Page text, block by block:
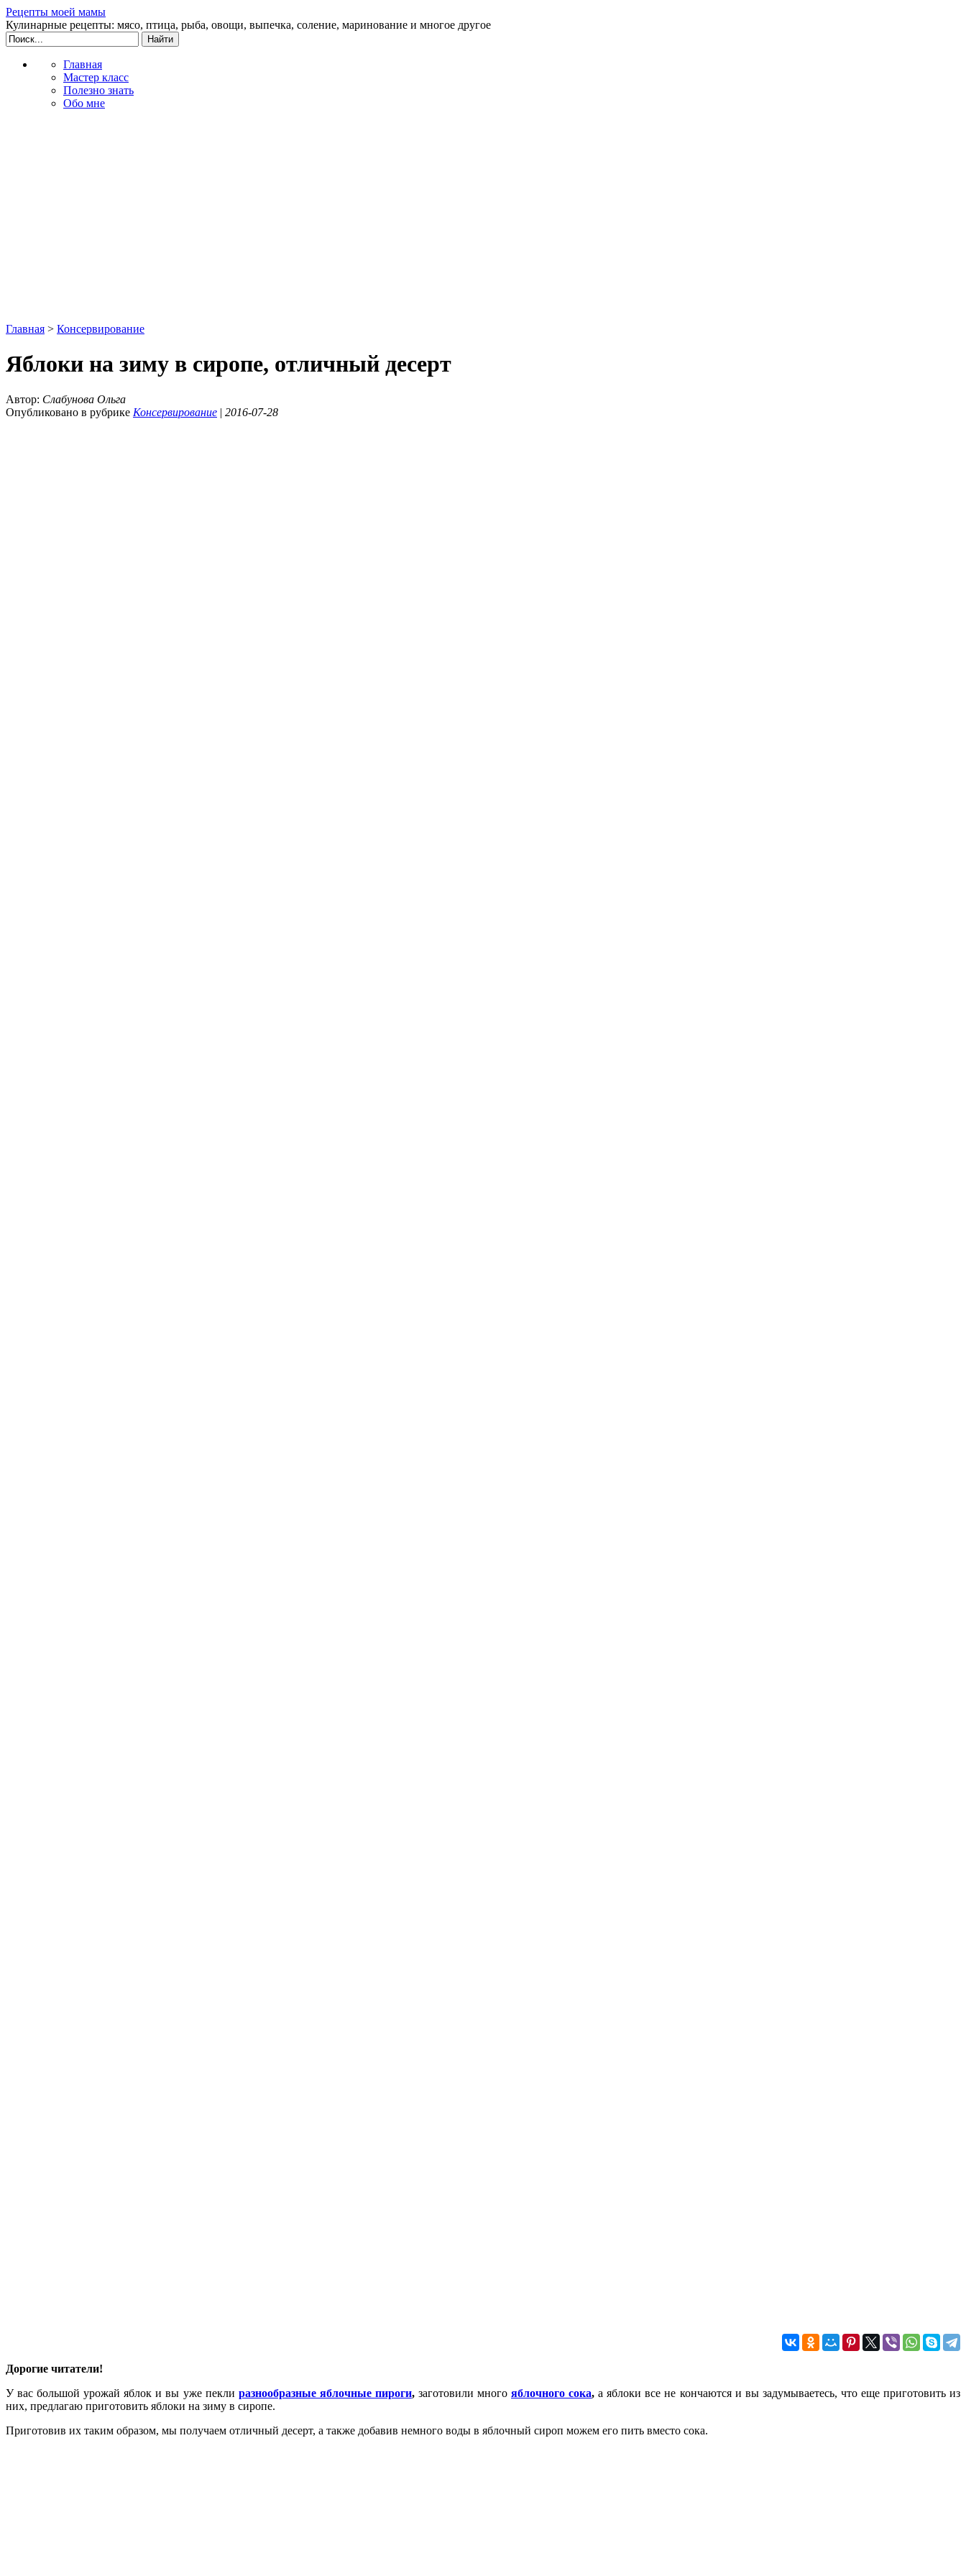
Рецепты моей мамы
Кулинарные рецепты: мясо, птица, рыба, овощи, выпечка, соление, маринование и многое другое
Главная
Мастер класс
Полезно знать
Обо мне
Главная > Консервирование
Яблоки на зиму в сиропе, отличный десерт
Автор: Слабунова Ольга
Опубликовано в рубрике Консервирование | 2016-07-28
Дорогие читатели!
У вас большой урожай яблок и вы уже пекли разнообразные яблочные пироги, заготовили многояблочного сока,а яблоки все не кончаются и вы задумываетесь, что еще приготовить из
них, предлагаю приготовить яблоки на зиму в сиропе.
Приготовив их таким образом, мы получаем отличный десерт, а также добавив немного воды в яблочный сироп можем его пить вместо сока.